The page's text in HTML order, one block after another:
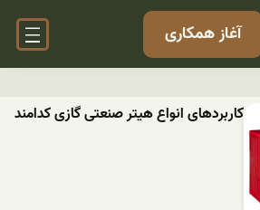
آغاز همکاری
کاربردهای انواع هیتر صنعتی گازی کدامند